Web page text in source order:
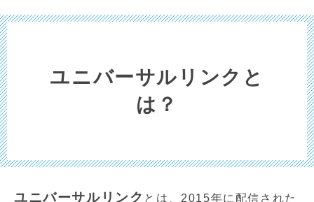
ユニバーサルリンクと
は？
ユニバーサルリンク とは、2015年に配信された